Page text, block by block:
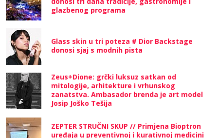
glazbenog programa
Glass skin u tri poteza # Dior Backstage
donosi sjaj s modnih pista
Zeus+Dione: grčki luksuz satkan od
mitologije, arhitekture i vrhunskog
zanatstva. Ambasador brenda je art model
Josip Joško Tešija
ZEPTER STRUČNI SKUP // Primjena Bioptron
uređaja u preventivnoj i kurativnoj medicini